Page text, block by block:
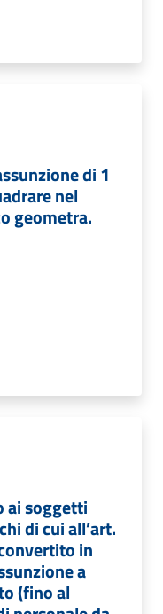
di 1
nel
geometra.
ai soggetti
di cui all’art.
in
a
(fino al